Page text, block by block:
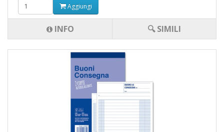
Aggiungi
INFO 🔍 SIMILI